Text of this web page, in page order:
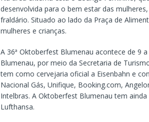
desenvolvida para o bem estar das
fraldário. Situado ao lado da Praça de
mulheres e crianças.
A 36ª Oktoberfest Blumenau acontece de 9
Blumenau, por meio da Secretaria de
tem como cervejaria oficial a Eisenbahn e
Nacional Gás, Unifique, Booking.com,
Intelbras. A Oktoberfest Blumenau tem
Lufthansa.